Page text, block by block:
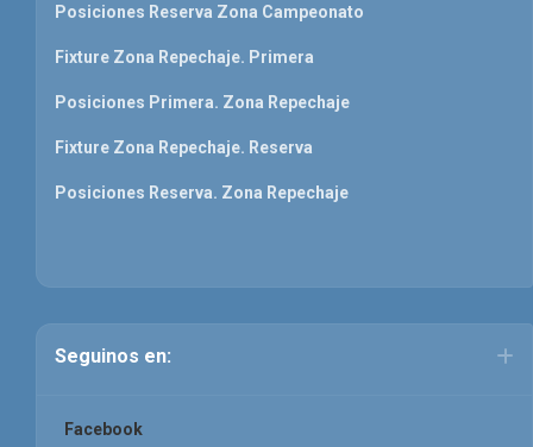
Posiciones Reserva Zona Campeonato
Fixture Zona Repechaje. Primera
Posiciones Primera. Zona Repechaje
Fixture Zona Repechaje. Reserva
Posiciones Reserva. Zona Repechaje
Seguinos en:
Facebook